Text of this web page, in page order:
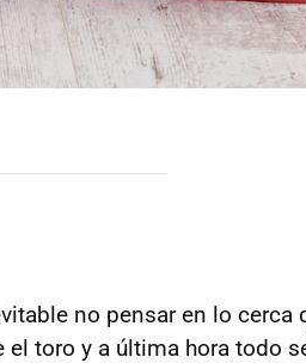
no pensar en lo cerca
el toro y a última hora todo